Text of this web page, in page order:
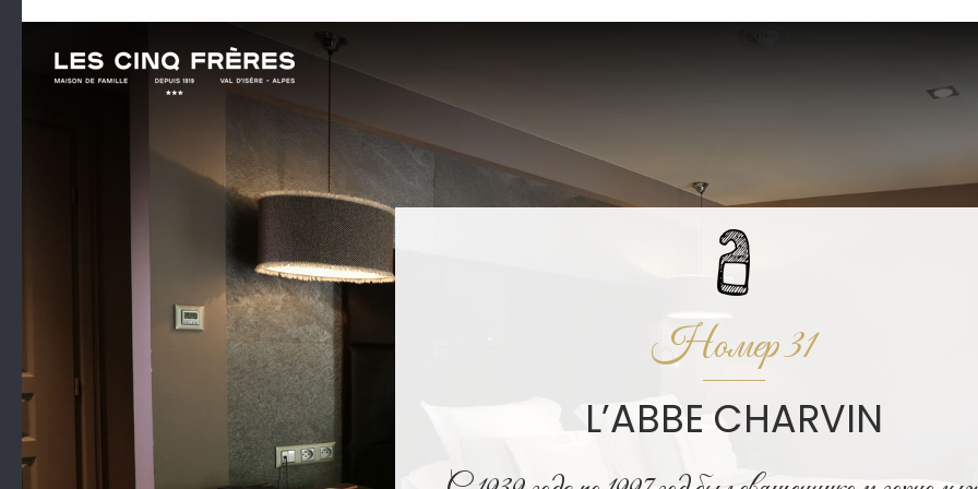
Номер 31
L’ABBE CHARVIN